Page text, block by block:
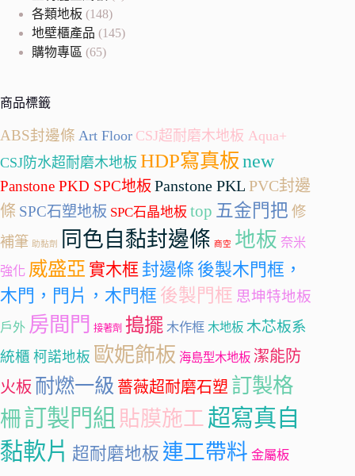
各類地板 (148)
地壁櫃產品 (145)
購物專區 (65)
商品標籤
ABS封邊條 Art Floor CSJ超耐磨木地板 Aqua+
CSJ防水超耐磨木地板 HDP寫真板new
Panstone PKD SPC地板 Panstone PKL PVC封邊
條 SPC石塑地板 SPC石晶地板 top 五金門把 修
補筆 助黏劑 同色自黏封邊條 商空 地板 奈米
強化 威盛亞 實木框 封邊條 後製木門框，
木門，門片，木門框 後製門框 思坤特地板
戶外 房間門 接著劑 搗擺 木作框 木地板 木芯板系
統櫃 柯諾地板 歐妮飾板 海島型木地板 潔能防
火板 耐燃一級 薔薇超耐磨石塑 訂製格
柵訂製門組 貼膜施工 超寫真自
黏軟片 超耐磨地板 連工帶料 金屬板